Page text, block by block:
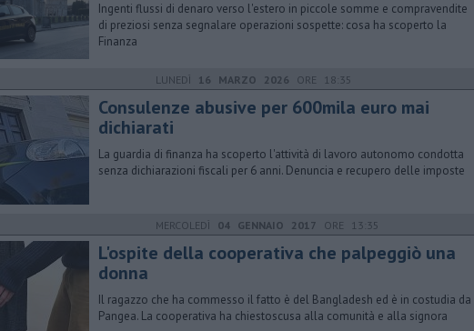
Ingenti flussi di denaro verso l'estero in piccole somme e compravendite
di preziosi senza segnalare operazioni sospette: cosa ha scoperto la
Finanza
LUNEDÌ 16 MARZO 2026 ORE 18:35
Consulenze abusive per 600mila euro mai
dichiarati
La guardia di finanza ha scoperto l'attività di lavoro autonomo condotta
senza dichiarazioni fiscali per 6 anni. Denuncia e recupero delle imposte
MERCOLEDÌ 04 GENNAIO 2017 ORE 13:35
L'ospite della cooperativa che palpeggiò una
donna
Il ragazzo che ha commesso il fatto è del Bangladesh ed è in costudia da
Pangea. La cooperativa ha chiestoscusa alla comunità e alla signora